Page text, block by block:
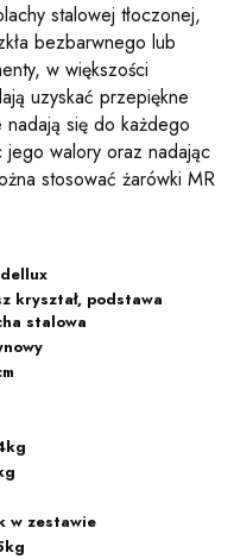
stalowej tłoczonej,
bezbarwnego lub
w większości
uzyskać przepiękne
się do każdego
walory oraz nadając
stosować żarówki MR
kryształ, podstawa
stalowa
w zestawie